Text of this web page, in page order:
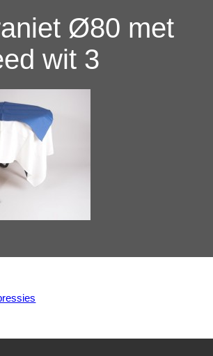
Ø80 met
wit 3